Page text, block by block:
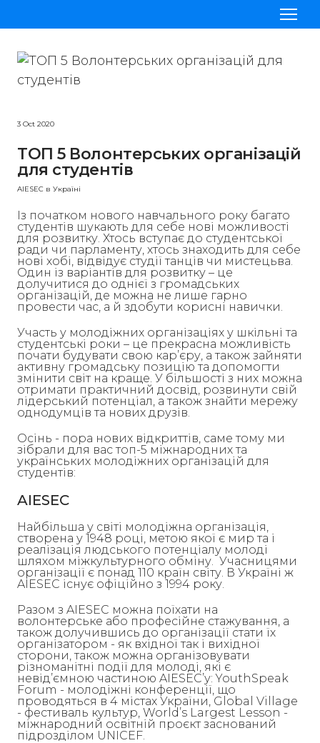
Проєкти
Приєднатись до AIESEC
Наші команди
Блог
3 Oct 2020
ТОП 5 Волонтерських організацій
для студентів
AIESEC в Україні
Із початком нового навчального року багато
студентів шукають для себе нові можливості
для розвитку. Хтось вступає до студентської
ради чи парламенту, хтось знаходить для себе
нові хобі, відвідує студії танців чи мистецьва.
Один із варіантів для розвитку – це
долучитися до однієї з громадських
організацій, де можна не лише гарно
провести час, а й здобути корисні навички.
Участь у молодіжних організаціях у шкільні та
студентські роки – це прекрасна можливість
почати будувати свою кар’єру, а також зайняти
активну громадську позицію та допомогти
змінити світ на краще. У більшості з них можна
отримати практичний досвід, розвинути свій
лідерський потенціал, а також знайти мережу
однодумців та нових друзів.
Осінь - пора нових відкриттів, саме тому ми
зібрали для вас топ-5 міжнародних та
українських молодіжних організацій для
студентів:
AIESEC
Найбільша у світі молодіжна організація,
створена у 1948 році, метою якої є мир та і
реалізація людського потенціалу молоді
шляхом міжкультурного обміну. Учасницями
організації є понад 110 країн світу. В Україні ж
AIESEC існує офіційно з 1994 року.
Разом з AIESEC можна поїхати на
волонтерське або професійне стажування, а
також долучившись до організації стати їх
організатором - як вхідної так і вихідної
сторони, також можна організовувати
різноманітні події для молоді, які є
невід’ємною частиною AIESEC’у: YouthSpeak
Forum - молодіжні конференції, що
проводяться в 4 містах України, Global Village
- фестиваль культур, World’s Largest Lesson -
міжнародний освітній проєкт заснований
підрозділом UNICEF.